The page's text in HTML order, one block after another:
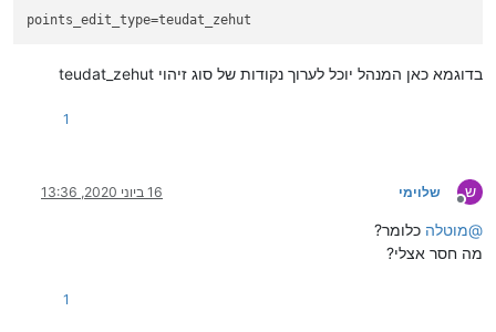
points_edit_type=teudat_zehut
בדוגמא כאן המנהל יוכל לערוך נקודות של סוג זיהוי teudat_zehut
1
ש
מנותק
שלוימי 16 ביוני 2020, 13:36
@מוטלה כלומר?
מה חסר אצלי?
1